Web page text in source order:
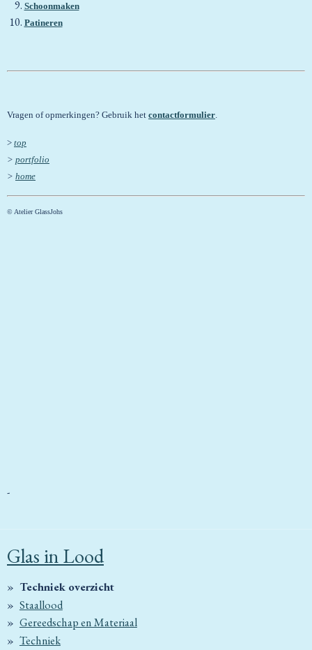
Schoonmaken
Patineren
Vragen of opmerkingen? Gebruik het contactformulier
> top
> portfolio
> home
© Atelier GlassJohs
-
Glas in Lood
Techniek overzicht
Staallood
Gereedschap en Materiaal
Techniek